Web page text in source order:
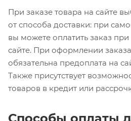
При заказе товара на сайте
от способа доставки: при
вы можете оплатить заказ
сайте. При оформлении
обязательна предоплата на
Также присутствует
товаров в кредит или
Способы оплаты